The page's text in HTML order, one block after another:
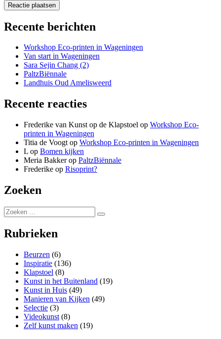
Recente berichten
Workshop Eco-printen in Wageningen
Van start in Wageningen
Sara Sejin Chang (2)
PaltzBiënnale
Landhuis Oud Amelisweerd
Recente reacties
Frederike van Kunst op de Klapstoel op Workshop Eco-
printen in Wageningen
Titia de Voogt op Workshop Eco-printen in Wageningen
L op Bomen kijken
Meria Bakkerop PaltzBiënnale
Frederike op Risoprint?
Zoeken
Zoeken
naar:
Zoeken
Rubrieken
Beurzen (6)
Inspiratie (136)
Klapstoel (8)
Kunst in het Buitenland (19)
Kunst in Huis (49)
Manieren van Kijken (49)
Selectie (3)
Videokunst (8)
Zelf kunst maken (19)